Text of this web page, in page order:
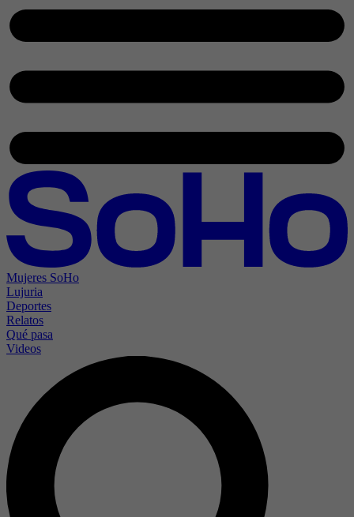
Mujeres SoHo
Lujuria
Deportes
Relatos
Qué pasa
Videos